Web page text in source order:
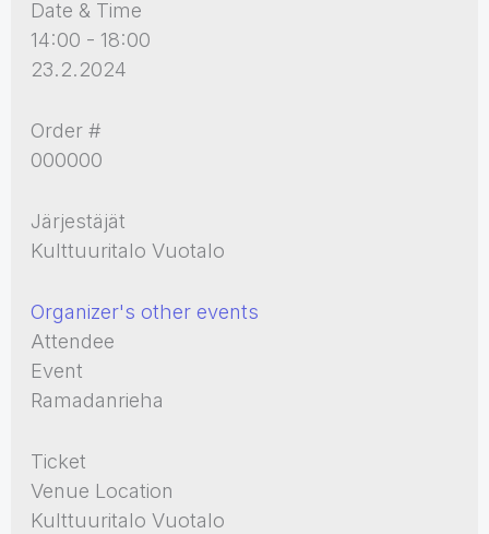
Date & Time
14:00 - 18:00
23.2.2024
Order #
000000
Järjestäjät
Kulttuuritalo Vuotalo
Organizer's other events
Attendee
Event
Ramadanrieha
Ticket
Venue Location
Kulttuuritalo Vuotalo